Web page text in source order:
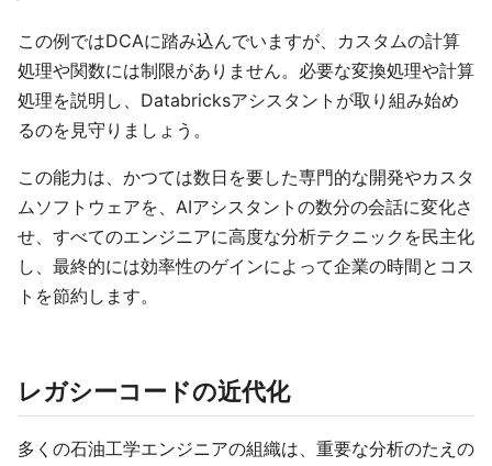
この例ではDCAに踏み込んでいますが、カスタムの計算
処理や関数には制限がありません。必要な変換処理や計算
処理を説明し、Databricksアシスタントが取り組み始め
るのを見守りましょう。
この能力は、かつては数日を要した専門的な開発やカスタ
ムソフトウェアを、AIアシスタントの数分の会話に変化さ
せ、すべてのエンジニアに高度な分析テクニックを民主化
し、最終的には効率性のゲインによって企業の時間とコス
トを節約します。
レガシーコードの近代化
多くの石油工学エンジニアの組織は、重要な分析のたえの